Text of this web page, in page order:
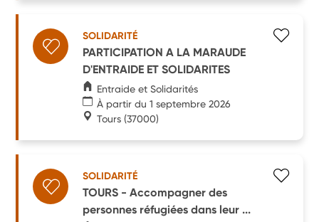
SOLIDARITÉ
PARTICIPATION A LA MARAUDE
D'ENTRAIDE ET SOLIDARITES
Entraide et Solidarités
À partir du 1 septembre 2026
Tours (37000)
SOLIDARITÉ
TOURS - Accompagner des
personnes réfugiées dans leur ...